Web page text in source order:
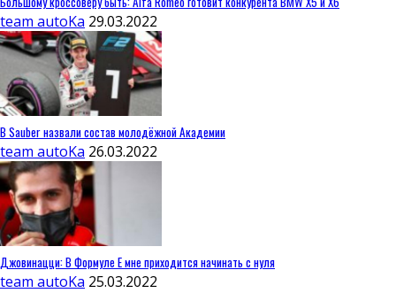
team autoKa 29.03.2022
В Sauber назвали состав молодёжной Академии
team autoKa 26.03.2022
Джовинацци: В Формуле E мне приходится начинать с нуля
team autoKa 25.03.2022